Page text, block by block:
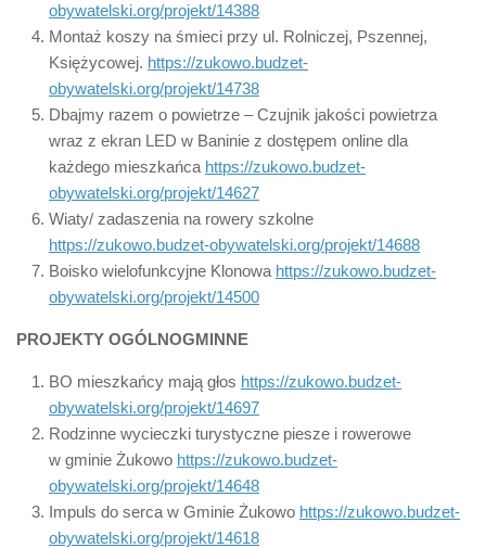
obywatelski.org/projekt/14388
Montaż koszy na śmieci przy ul. Rolniczej, Pszennej,
Księżycowej. https://zukowo.budzet-
obywatelski.org/projekt/14738
Dbajmy razem o powietrze – Czujnik jakości powietrza
wraz z ekran LED w Baninie z dostępem online dla
każdego mieszkańca https://zukowo.budzet-
obywatelski.org/projekt/14627
Wiaty/ zadaszenia na rowery szkolne
https://zukowo.budzet-obywatelski.org/projekt/14688
Boisko wielofunkcyjne Klonowa https://zukowo.budzet-
obywatelski.org/projekt/14500
PROJEKTY OGÓLNOGMINNE
BO mieszkańcy mają głos https://zukowo.budzet-
obywatelski.org/projekt/14697
Rodzinne wycieczki turystyczne piesze i rowerowe
w gminie Żukowo https://zukowo.budzet-
obywatelski.org/projekt/14648
Impuls do serca w Gminie Żukowo https://zukowo.budzet-
obywatelski.org/projekt/14618